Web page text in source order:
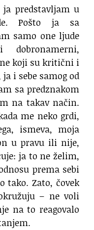
predstavljam u
Pošto ja sa
samo one ljude
koji su kritični i
i sebe samog od
sa predznakom
na takav način.
me neko grdi,
ismeva, moja
u pravu ili nije,
ja to ne želim,
prema sebi
tako. Zato, čovek
– ne voli
na to reagovalo